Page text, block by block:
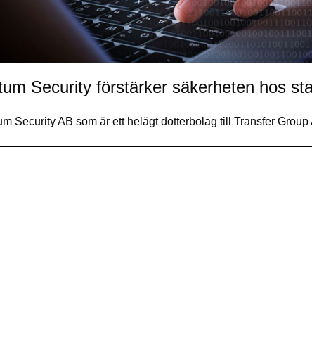
Security förstärker säkerheten hos
Security AB som är ett helägt dotterbolag till Transfer